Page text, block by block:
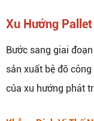
Xu Hướng
Bước sang giai
sản xuất bệ đỡ
của xu hướng phát